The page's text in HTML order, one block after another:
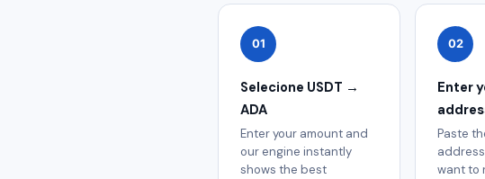
01
Selecione USDT →
ADA
Enter your amount and
our engine instantly
shows the best
02
Enter
Paste
want to